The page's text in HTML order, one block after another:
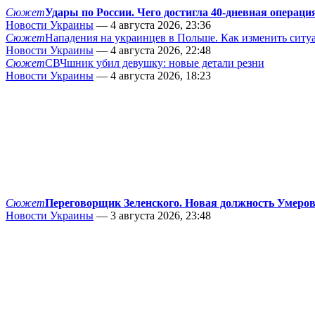
СюжетУдары по России. Чего достигла 40-дневная
Новости Украины — 4 августа 2026, 23:36
СюжетНападения на украинцев в Польше. Как изменить
Новости Украины — 4 августа 2026, 22:48
СюжетСВЧшник убил девушку: новые детали резни
Новости Украины — 4 августа 2026, 18:23
СюжетПереговорщик Зеленского. Новая должность
Новости Украины — 3 августа 2026, 23:48